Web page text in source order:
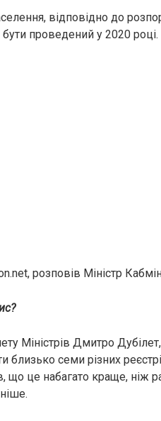
відповідно до
проведений у 2020 році.
розповів Міністр
Міністрів Дмитро
близько семи різних
що це набагато краще, ніж